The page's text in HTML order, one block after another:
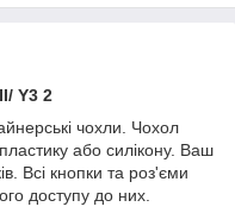
Y3 2
чохли. Чохол
або силікону. Ваш
Всі кнопки та роз'єми
доступу до них.